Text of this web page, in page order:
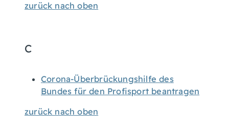
zurück nach oben
C
Corona-Überbrückungshilfe des
Bundes für den Profisport beantragen
zurück nach oben